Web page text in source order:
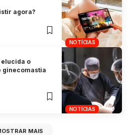
NOTÍCIAS
agora?
NOTÍCIAS
elucida o
ginecomastia
MAIS